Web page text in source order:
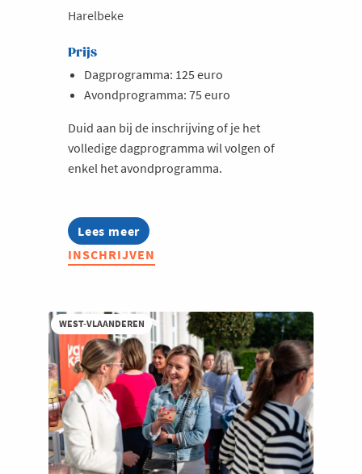
Harelbeke
Prijs
Dagprogramma: 125 euro
Avondprogramma: 75 euro
Duid aan bij de inschrijving of je het
volledige dagprogramma wil volgen of
enkel het avondprogramma.
Lees meer
about
Jong
Voka
Roots.
Reinvented.
INSCHRIJVEN
WEST-VLAANDEREN
Ruimtelijke ordening en Infrastructuur
Starten
Strategie
Supply Chain
Welzijn en gezondheidszorg